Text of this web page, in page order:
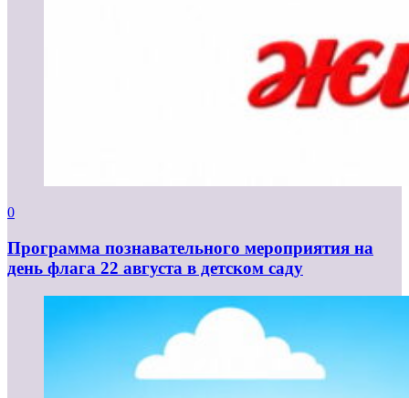
0
Программа познавательного мероприятия на
день флага 22 августа в детском саду